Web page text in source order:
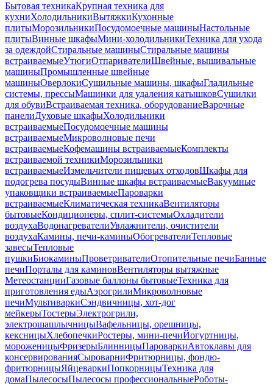
Бытовая техникаКрупная техника для
кухниХолодильникиВытяжкиКухонные
плитыМорозильникиПосудомоечные машиныНастольные
плитыВинные шкафыМини-холодильникиТехника для ухода
за одеждойСтиральные машиныСтиральные машины
встраиваемыеУтюгиОтпаривателиШвейные, вышивальные
машиныПромышленные швейные
машиныОверлокиСушильные машины, шкафыГладильные
системы, прессыМашинки для удаления катышковСушилки
для обувиВстраиваемая техника, оборудованиеВарочные
панелиДуховые шкафыХолодильники
встраиваемыеПосудомоечные машины
встраиваемыеМикроволновые печи
встраиваемыеКофемашины встраиваемыеКомплекты
встраиваемой техникиМорозильники
встраиваемыеИзмельчители пищевых отходовШкафы для
подогрева посудыВинные шкафы встраиваемыеВакуумные
упаковщики встраиваемыеПароварки
встраиваемыеКлиматическая техникаВентиляторы
бытовыеКондиционеры, сплит-системыОхладители
воздухаВодонагревателиУвлажнители, очистители
воздухаКамины, печи-каминыОбогревателиТепловые
завесыТепловые
пушкиБиокаминыПроветривателиОтопительные печиБанные
печиПорталы для каминовВентиляторы вытяжные
МетеостанцииГазовые баллоны бытовыеТехника для
приготовления едыАэрогрилиМикроволновые
печиМультиваркиСэндвичницы, хот-дог
мейкерыТостерыЭлектрогрили,
электрошашлычницыВафельницы, орешницы,
кексницыХлебопечкиРостеры, мини-печиЙогуртницы,
мороженицыФризерыБлинницыПароваркиАвтоклавы для
консервированияСыроварниФритюрницы, фондю-
фритюрницыЯйцеваркиПопкорницыТехника для
домаПылесосыПылесосы профессиональныеРоботы-